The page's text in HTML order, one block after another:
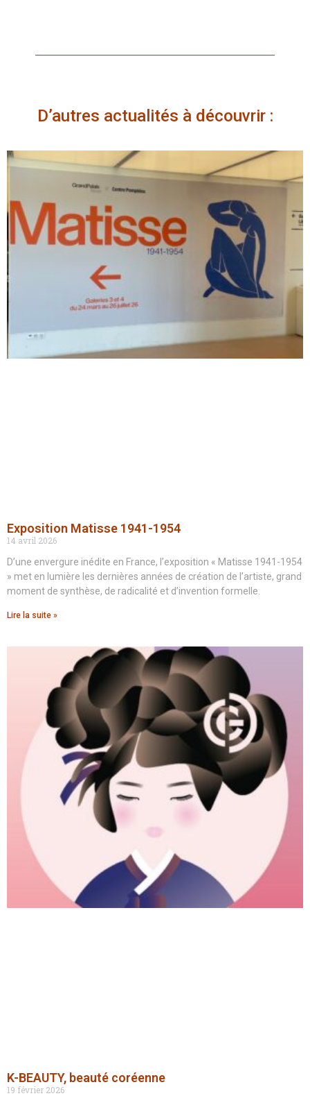
D’autres actualités à découvrir :
Exposition Matisse 1941-1954
14 avril 2026
D’une envergure inédite en France, l’exposition « Matisse 1941-1954
» met en lumière les dernières années de création de l’artiste, grand
moment de synthèse, de radicalité et d’invention formelle.
Lire la suite »
K-BEAUTY, beauté coréenne
19 février 2026